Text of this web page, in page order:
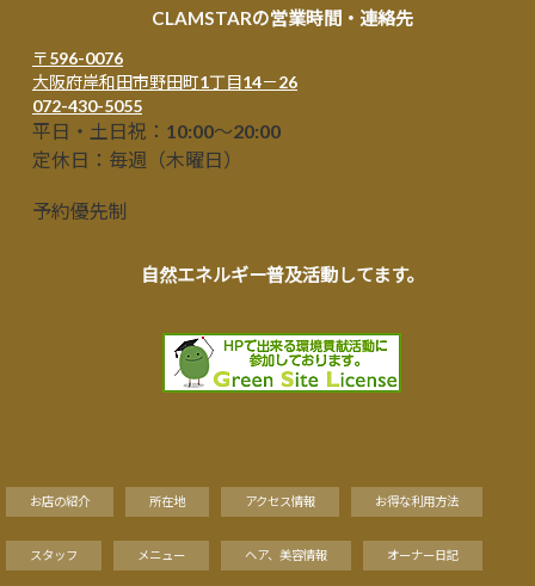
CLAMSTARの営業時間・連絡先
〒596-0076
大阪府岸和田市野田町1丁目14－26
072-430-5055
平日・土日祝：10:00～20:00
定休日：毎週（木曜日）
予約優先制
自然エネルギー普及活動してます。
お店の紹介 所在地 アクセス情報 お得な利用方法
スタッフ メニュー ヘア、美容情報 オーナー日記